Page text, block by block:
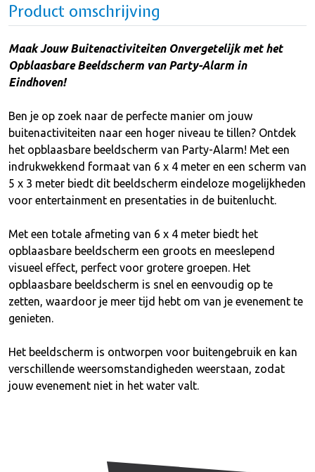
Product omschrijving
Maak Jouw Buitenactiviteiten Onvergetelijk met het
Opblaasbare Beeldscherm van Party-Alarm in
Eindhoven!
Ben je op zoek naar de perfecte manier om jouw
buitenactiviteiten naar een hoger niveau te tillen? Ontdek
het opblaasbare beeldscherm van Party-Alarm! Met een
indrukwekkend formaat van 6 x 4 meter en een scherm van
5 x 3 meter biedt dit beeldscherm eindeloze mogelijkheden
voor entertainment en presentaties in de buitenlucht.
Met een totale afmeting van 6 x 4 meter biedt het
opblaasbare beeldscherm een groots en meeslepend
visueel effect, perfect voor grotere groepen. Het
opblaasbare beeldscherm is snel en eenvoudig op te
zetten, waardoor je meer tijd hebt om van je evenement te
genieten.
Het beeldscherm is ontworpen voor buitengebruik en kan
verschillende weersomstandigheden weerstaan, zodat
jouw evenement niet in het water valt.